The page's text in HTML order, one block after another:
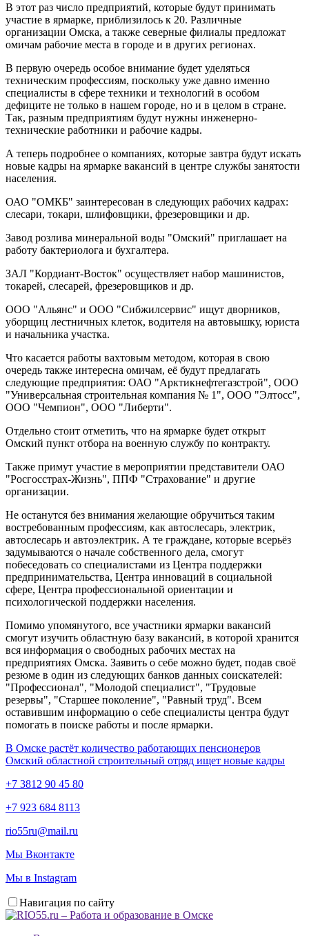
В этот раз число предприятий, которые будут принимать
участие в ярмарке, приблизилось к 20. Различные
организации Омска, а также северные филиалы предложат
омичам рабочие места в городе и в других регионах.
В первую очередь особое внимание будет уделяться
техническим профессиям, поскольку уже давно именно
специалисты в сфере техники и технологий в особом
дефиците не только в нашем городе, но и в целом в стране.
Так, разным предприятиям будут нужны инженерно-
технические работники и рабочие кадры.
А теперь подробнее о компаниях, которые завтра будут искать
новые кадры на ярмарке вакансий в центре службы занятости
населения.
ОАО "ОМКБ" заинтересован в следующих рабочих кадрах:
слесари, токари, шлифовщики, фрезеровщики и др.
Завод розлива минеральной воды "Омский" приглашает на
работу бактериолога и бухгалтера.
ЗАЛ "Кордиант-Восток" осуществляет набор машинистов,
токарей, слесарей, фрезеровщиков и др.
ООО "Альянс" и ООО "Сибжилсервис" ищут дворников,
уборщиц лестничных клеток, водителя на автовышку, юриста
и начальника участка.
Что касается работы вахтовым методом, которая в свою
очередь также интересна омичам, её будут предлагать
следующие предприятия: ОАО "Арктикнефтегазстрой", ООО
"Универсальная строительная компания № 1", ООО "Элтосс",
ООО "Чемпион", ООО "Либерти".
Отдельно стоит отметить, что на ярмарке будет открыт
Омский пункт отбора на военную службу по контракту.
Также примут участие в мероприятии представители ОАО
"Росгосстрах-Жизнь", ППФ "Страхование" и другие
организации.
Не останутся без внимания желающие обручиться таким
востребованным профессиям, как автослесарь, электрик,
автослесарь и автоэлектрик. А те граждане, которые всерьёз
задумываются о начале собственного дела, смогут
побеседовать со специалистами из Центра поддержки
предпринимательства, Центра инноваций в социальной
сфере, Центра профессиональной ориентации и
психологической поддержки населения.
Помимо упомянутого, все участники ярмарки вакансий
смогут изучить областную базу вакансий, в которой хранится
вся информация о свободных рабочих местах на
предприятиях Омска. Заявить о себе можно будет, подав своё
резюме в один из следующих банков данных соискателей:
"Профессионал", "Молодой специалист", "Трудовые
резервы", "Старшее поколение", "Равный труд". Всем
оставившим информацию о себе специалисты центра будут
помогать в поиске работы и после ярмарки.
В Омске растёт количество работающих пенсионеров
Омский областной строительный отряд ищет новые кадры
+7 3812 90 45 80
+7 923 684 8113
rio55ru@mail.ru
Мы Вконтакте
Мы в Instagram
Навигация по сайту